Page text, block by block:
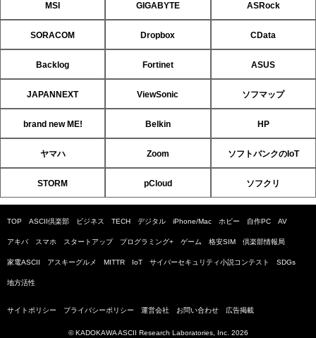
MSI GIGABYTE ASRock
SORACOM Dropbox CData
Backlog Fortinet ASUS
JAPANNEXT ViewSonic ソフマップ
brand new ME! Belkin HP
ヤマハ Zoom ソフトバンクのIoT
STORM pCloud ソフクリ
TOP ASCII倶楽部 ビジネス TECH デジタル iPhone/Mac ホビー 自作PC AV
アキバ スマホ スタートアップ プログラミング+ ゲーム 格安SIM 倶楽部情報局
家電ASCII アスキーグルメ MITTR IoT サイバーセキュリティ小説コンテスト SDGs
地方活性
サイトポリシー プライバシーポリシー 運営会社 お問い合わせ 広告掲載
© KADOKAWA ASCII Research Laboratories, Inc. 2026